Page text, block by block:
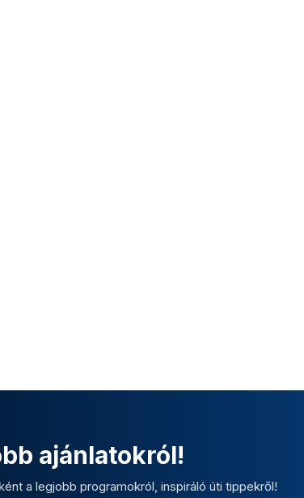
ajánlatokról!
a legjobb programokról, inspiráló úti tippekről!